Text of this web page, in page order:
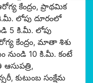
కేంద్రం, ప్రాథమిక
లోపు దూరంలో
5 కి.మీ. లోపు
కేంద్రం, మాతా శిశు
నుండి 10 కి.మీ. కంటే
కుటుంబ సంక్షేమ